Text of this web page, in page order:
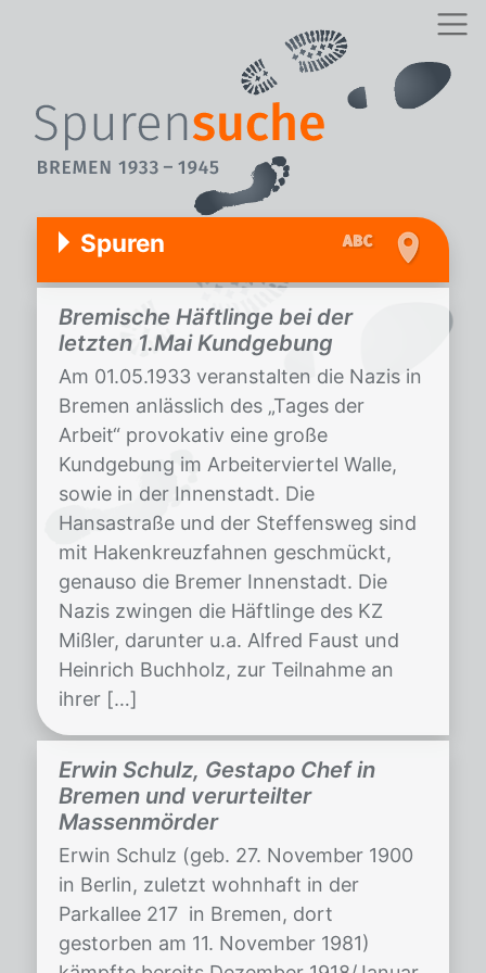
Spuren
Bremische Häftlinge bei der
letzten 1.Mai Kundgebung
Am 01.05.1933 veranstalten die Nazis in
Bremen anlässlich des „Tages der
Arbeit“ provokativ eine große
Kundgebung im Arbeiterviertel Walle,
sowie in der Innenstadt. Die
Hansastraße und der Steffensweg sind
mit Hakenkreuzfahnen geschmückt,
genauso die Bremer Innenstadt. Die
Nazis zwingen die Häftlinge des KZ
Mißler, darunter u.a. Alfred Faust und
Heinrich Buchholz, zur Teilnahme an
ihrer […]
Erwin Schulz, Gestapo Chef in
Bremen und verurteilter
Massenmörder
Erwin Schulz (geb. 27. November 1900
in Berlin, zuletzt wohnhaft in der
Parkallee 217 in Bremen, dort
gestorben am 11. November 1981)